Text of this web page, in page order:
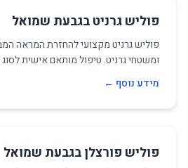
פוליש גרניט בגבעת שמואל
פוליש גרניט מקצועי להחזרת המראה
ומשטחי גרניט. טיפול מותאם אישית לסוג
מידע נוסף ←
פוליש פורצלן בגבעת שמואל